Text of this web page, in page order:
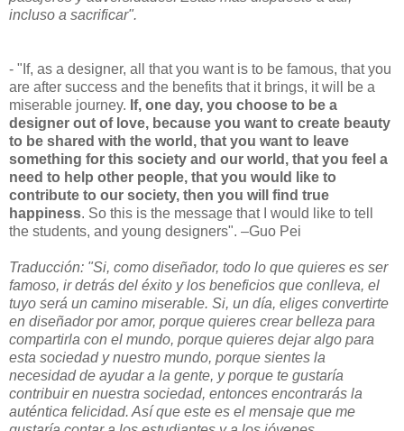
incluso a sacrificar".
- "If, as a designer, all that you want is to be famous, that you
are after success and the benefits that it brings, it will be a
miserable journey. If, one day, you choose to be a
designer out of love, because you want to create beauty
to be shared with the world, that you want to leave
something for this society and our world, that you feel a
need to help other people, that you would like to
contribute to our society, then you will find true
happiness. So this is the message that I would like to tell
the students, and young designers". –Guo Pei
Traducción: "Si, como diseñador, todo lo que quieres es ser
famoso, ir detrás del éxito y los beneficios que conlleva, el
tuyo será un camino miserable. Si, un día, eliges convertirte
en diseñador por amor, porque quieres crear belleza para
compartirla con el mundo, porque quieres dejar algo para
esta sociedad y nuestro mundo, porque sientes la
necesidad de ayudar a la gente, y porque te gustaría
contribuir en nuestra sociedad, entonces encontrarás la
auténtica felicidad. Así que este es el mensaje que me